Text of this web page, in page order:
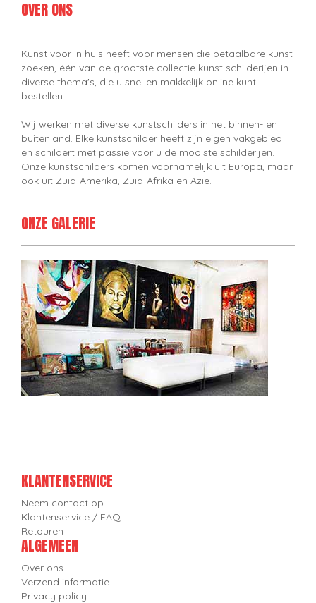
OVER ONS
Kunst voor in huis heeft voor mensen die betaalbare kunst
zoeken, één van de grootste collectie kunst schilderijen in
diverse thema's, die u snel en makkelijk online kunt
bestellen.
Wij werken met diverse kunstschilders in het binnen- en
buitenland. Elke kunstschilder heeft zijn eigen vakgebied
en schildert met passie voor u de mooiste schilderijen.
Onze kunstschilders komen voornamelijk uit Europa, maar
ook uit Zuid-Amerika, Zuid-Afrika en Azië.
ONZE GALERIE
KLANTENSERVICE
Neem contact op
Klantenservice / FAQ
Retouren
ALGEMEEN
Over ons
Verzend informatie
Privacy policy